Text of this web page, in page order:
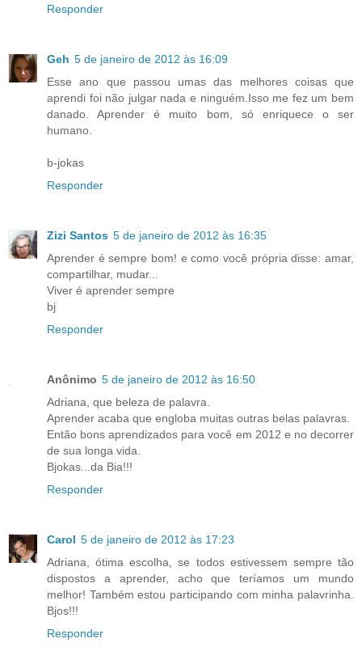
Responder
Geh 5 de janeiro de 2012 às 16:09
Esse ano que passou umas das melhores coisas que
aprendi foi não julgar nada e ninguém.Isso me fez um bem
danado. Aprender é muito bom, só enriquece o ser
humano.
b-jokas
Responder
Zizi Santos 5 de janeiro de 2012 às 16:35
Aprender é sempre bom! e como você própria disse: amar,
compartilhar, mudar...
Viver é aprender sempre
bj
Responder
Anônimo 5 de janeiro de 2012 às 16:50
Adriana, que beleza de palavra.
Aprender acaba que engloba muitas outras belas palavras.
Então bons aprendizados para você em 2012 e no decorrer
de sua longa vida.
Bjokas...da Bia!!!
Responder
Carol 5 de janeiro de 2012 às 17:23
Adriana, ótima escolha, se todos estivessem sempre tão
dispostos a aprender, acho que teríamos um mundo
melhor! Também estou participando com minha palavrinha.
Bjos!!!
Responder